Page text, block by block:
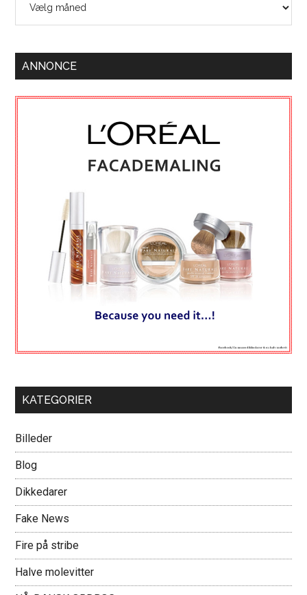
ANNONCE
KATEGORIER
Billeder
Blog
Dikkedarer
Fake News
Fire på stribe
Halve molevitter